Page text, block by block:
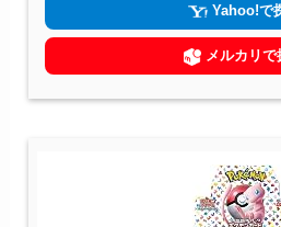
Yahoo!で
メルカリで